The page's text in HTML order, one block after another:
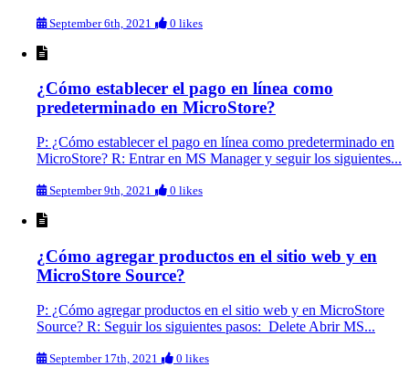
September 6th, 2021 0 likes
¿Cómo establecer el pago en línea como
predeterminado en MicroStore?
P: ¿Cómo establecer el pago en línea como predeterminado en
MicroStore? R: Entrar en MS Manager y seguir los siguientes...
September 9th, 2021 0 likes
¿Cómo agregar productos en el sitio web y en
MicroStore Source?
P: ¿Cómo agregar productos en el sitio web y en MicroStore
Source? R: Seguir los siguientes pasos: Delete Abrir MS...
September 17th, 2021 0 likes